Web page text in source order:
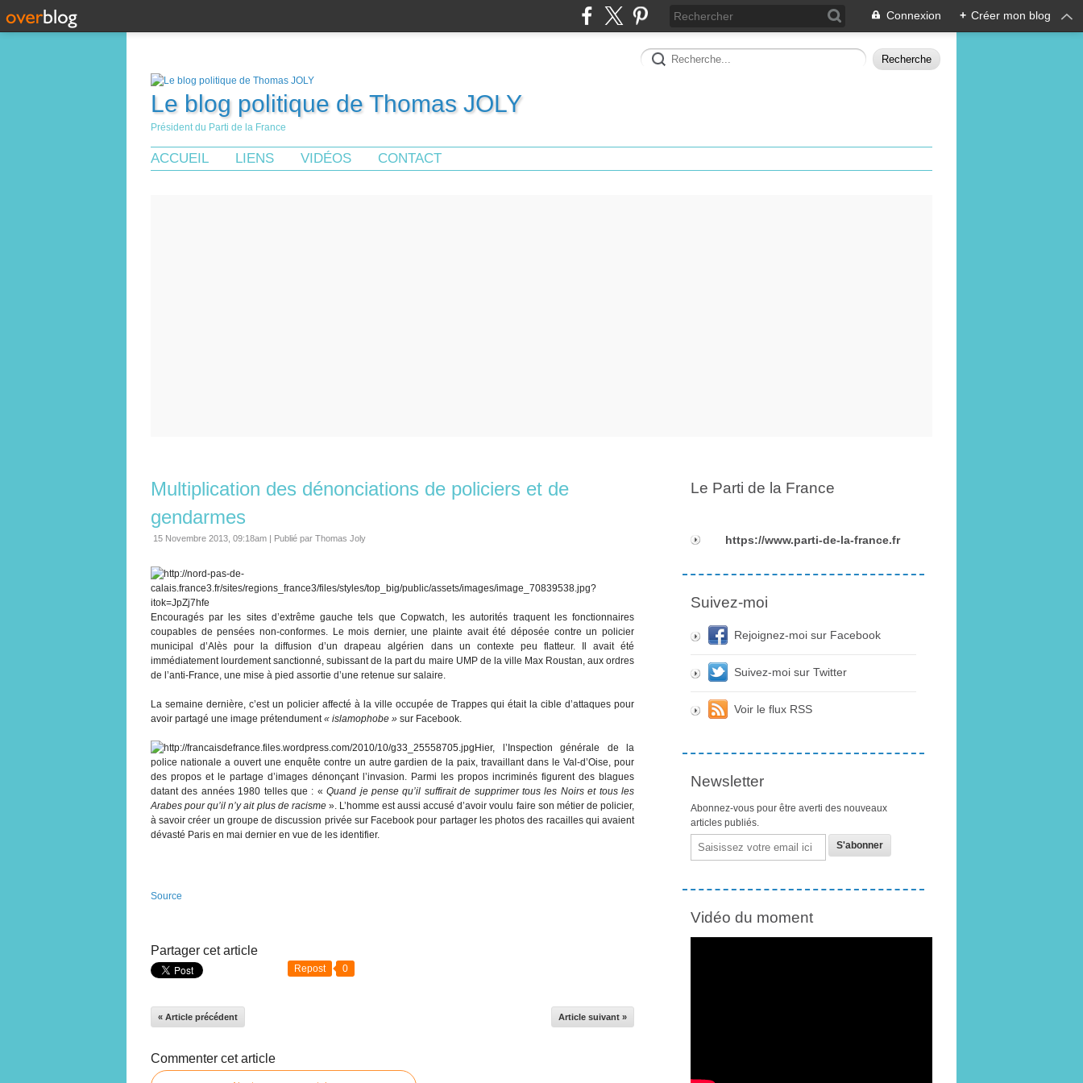
Connexion + Créer mon blog
Le blog politique de Thomas JOLY
Président du Parti de la France
ACCUEIL LIENS VIDÉOS CONTACT
Multiplication des dénonciations de policiers et de
gendarmes
15 Novembre 2013, 09:18am | Publié par Thomas Joly
Encouragés par les sites d’extrême gauche tels que Copwatch, les autorités traquent les fonctionnaires
coupables de pensées non-conformes. Le mois dernier, une plainte avait été déposée contre un policier
municipal d’Alès pour la diffusion d’un drapeau algérien dans un contexte peu flatteur. Il avait été
immédiatement lourdement sanctionné, subissant de la part du maire UMP de la ville Max Roustan, aux ordres
de l’anti-France, une mise à pied assortie d’une retenue sur salaire.
La semaine dernière, c’est un policier affecté à la ville occupée de Trappes qui était la cible d’attaques pour
avoir partagé une image prétendument« islamophobe » sur Facebook.
Hier, l’Inspection générale de la
police nationale a ouvert une enquête contre un autre gardien de la paix, travaillant dans le Val-d’Oise, pour
des propos et le partage d’images dénonçant l’invasion. Parmi les propos incriminés figurent des blagues
datant des années 1980 telles que : « Quand je pense qu’il suffirait de supprimer tous les Noirs et tous les
Arabes pour qu’il n’y ait plus de racisme ». L’homme est aussi accusé d’avoir voulu faire son métier de policier,
à savoir créer un groupe de discussion privée sur Facebook pour partager les photos des racailles qui avaient
dévasté Paris en mai dernier en vue de les identifier.
Source
Partager cet article
Repost 0
« Article précédent Article suivant »
Commenter cet article
Le Parti de la France
https://www.parti-de-la-france.fr
Suivez-moi
Rejoignez-moi sur Facebook
Suivez-moi sur Twitter
Voir le flux RSS
Newsletter
Abonnez-vous pour être averti des nouveaux
articles publiés.
Email
Vidéo du moment